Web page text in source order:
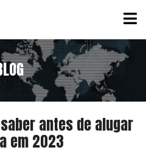
antes de alugar
em 2023